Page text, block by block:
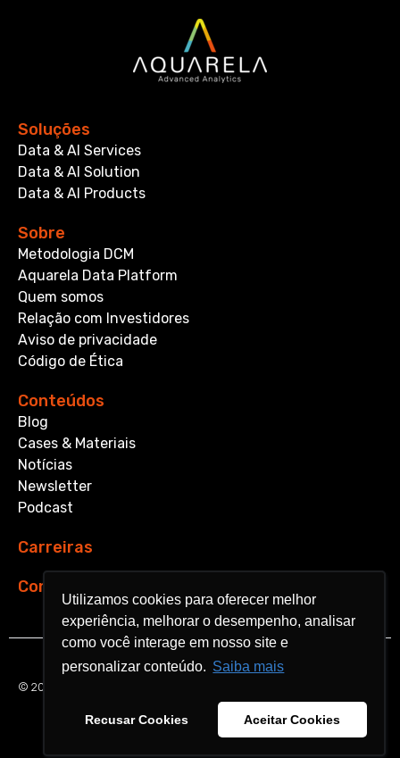
Utilizamos cookies para oferecer melhor
experiência, melhorar o desempenho, analisar
como você interage em nosso site e
personalizar conteúdo. Saiba mais
Recusar Cookies Aceitar Cookies
Utilizamos cookies para oferecer melhor
experiência, melhorar o desempenho, analisar
como você interage em nosso site e
personalizar conteúdo. Saiba mais
Recusar Cookies Aceitar Cookies
Soluções
Data & AI Services
Data & AI Solution
Data & AI Products
Sobre
Metodologia DCM
Aquarela Data Platform
Quem somos
Relação com Investidores
Aviso de privacidade
Código de Ética
Conteúdos
Blog
Cases & Materiais
Notícias
Newsletter
Podcast
Carreiras
Contato
© 2026 Aquarela Analytics. All rights reserved.